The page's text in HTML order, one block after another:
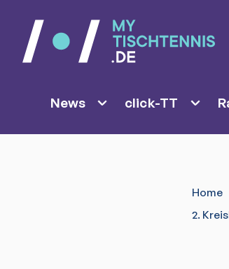
News click-TT
Home
2.